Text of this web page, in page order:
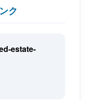
ク
estate-